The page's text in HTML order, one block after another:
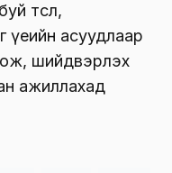
төсөл,
үеийн асуудлаар
шийдвэрлэх
ажиллахад